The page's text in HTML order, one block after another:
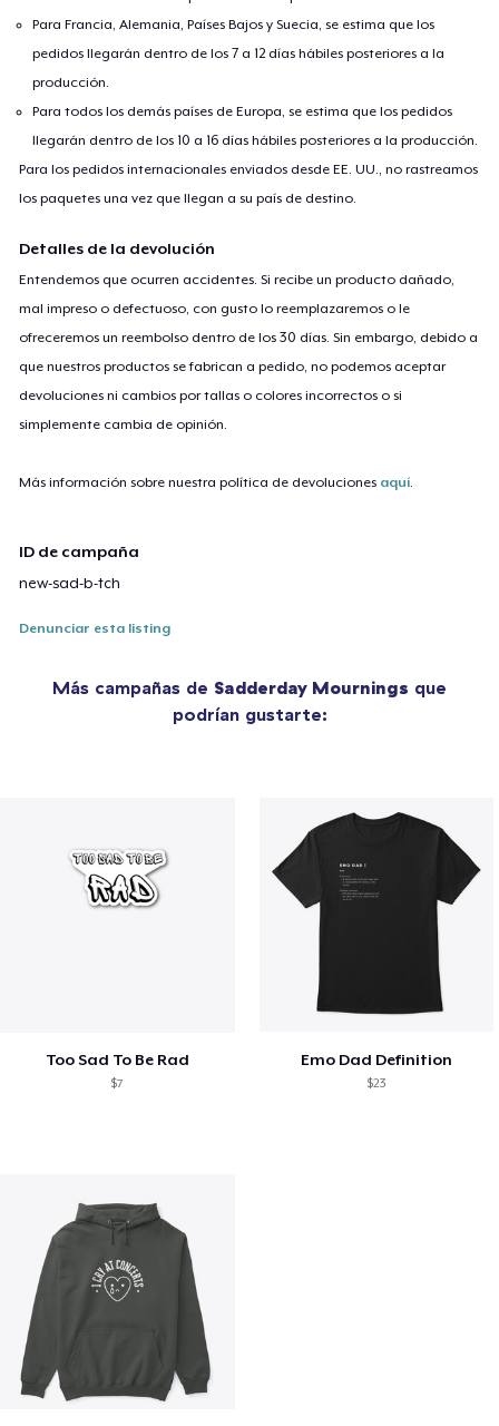
Para Francia, Alemania, Países Bajos y Suecia, se estima que los
pedidos llegarán dentro de los 7 a 12 días hábiles posteriores a la
producción.
Para todos los demás países de Europa, se estima que los pedidos
llegarán dentro de los 10 a 16 días hábiles posteriores a la producción.
Para los pedidos internacionales enviados desde EE. UU., no rastreamos
los paquetes una vez que llegan a su país de destino.
Detalles de la devolución
Entendemos que ocurren accidentes. Si recibe un producto dañado,
mal impreso o defectuoso, con gusto lo reemplazaremos o le
ofreceremos un reembolso dentro de los 30 días. Sin embargo, debido a
que nuestros productos se fabrican a pedido, no podemos aceptar
devoluciones ni cambios por tallas o colores incorrectos o si
simplemente cambia de opinión.
Más información sobre nuestra política de devoluciones aquí.
ID de campaña
new-sad-b-tch
Denunciar esta listing
Más campañas de Sadderday Mournings que
podrían gustarte:
Too Sad To Be Rad
$7
Emo Dad Definition
$23